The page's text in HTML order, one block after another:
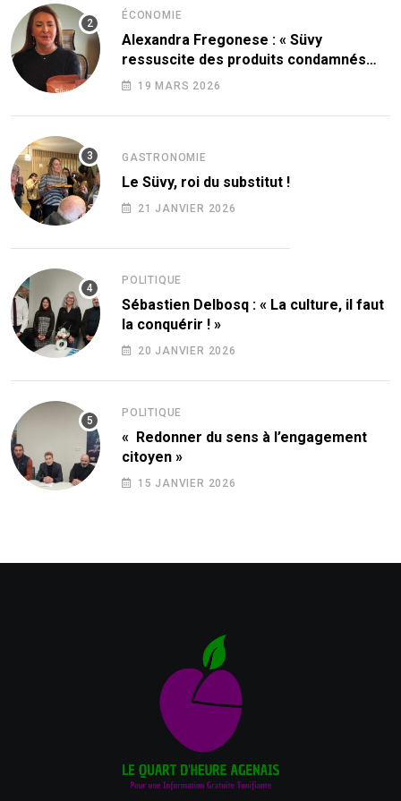
ÉCONOMIE
Alexandra Fregonese : « Süvy
ressuscite des produits condamnés
par le sucre ! »
19 MARS 2026
GASTRONOMIE
Le Süvy, roi du substitut !
21 JANVIER 2026
POLITIQUE
Sébastien Delbosq : « La culture, il faut
la conquérir ! »
20 JANVIER 2026
POLITIQUE
« Redonner du sens à l’engagement
citoyen »
15 JANVIER 2026